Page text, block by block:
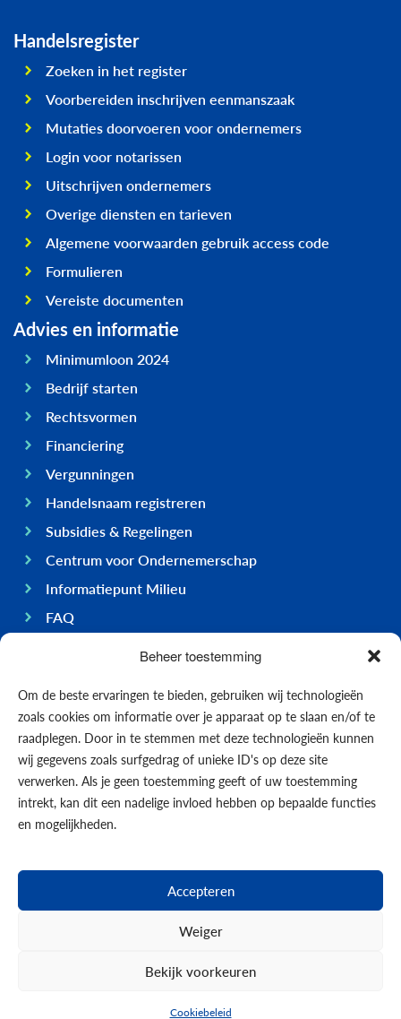
Beheer toestemming
Om de beste ervaringen te bieden, gebruiken wij technologieën
zoals cookies om informatie over je apparaat op te slaan en/of te
raadplegen. Door in te stemmen met deze technologieën kunnen
wij gegevens zoals surfgedrag of unieke ID's op deze site
verwerken. Als je geen toestemming geeft of uw toestemming
intrekt, kan dit een nadelige invloed hebben op bepaalde functies
en mogelijkheden.
Accepteren
Weiger
Bekijk voorkeuren
Cookiebeleid
Handelsregister
Zoeken in het register
Voorbereiden inschrijven eenmanszaak
Mutaties doorvoeren voor ondernemers
Login voor notarissen
Uitschrijven ondernemers
Overige diensten en tarieven
Algemene voorwaarden gebruik access code
Formulieren
Vereiste documenten
Advies en informatie
Minimumloon 2024
Bedrijf starten
Rechtsvormen
Financiering
Vergunningen
Handelsnaam registreren
Subsidies & Regelingen
Centrum voor Ondernemerschap
Informatiepunt Milieu
FAQ
Ondernemen op Bonaire
Economie
Regering
Infrastructuur
Algemeen
Contact opnemen
Events